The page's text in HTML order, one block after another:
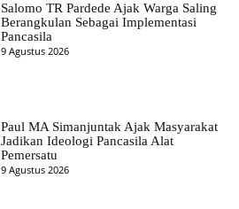
Salomo TR Pardede Ajak Warga Saling
Berangkulan Sebagai Implementasi
Pancasila
9 Agustus 2026
Paul MA Simanjuntak Ajak Masyarakat
Jadikan Ideologi Pancasila Alat
Pemersatu
9 Agustus 2026